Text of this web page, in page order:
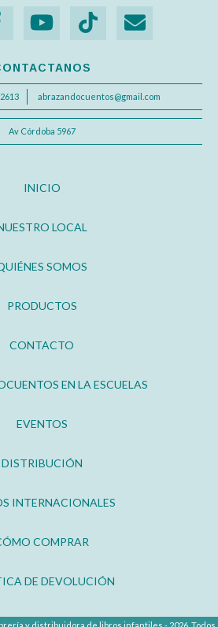
abrazandocuentos@gmail.com
Av Córdoba 5967
INICIO
LOCAL
SOMOS
PRODUCTOS
CONTACTO
EN LA ESCUELAS
EVENTOS
DISTRIBUCIÓN
INTERNACIONALES
COMPRAR
DE DEVOLUCIÓN
y distribuidora de libros infantiles - 2026. Todos